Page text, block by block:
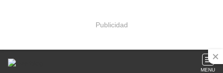
Publicidad
MENU